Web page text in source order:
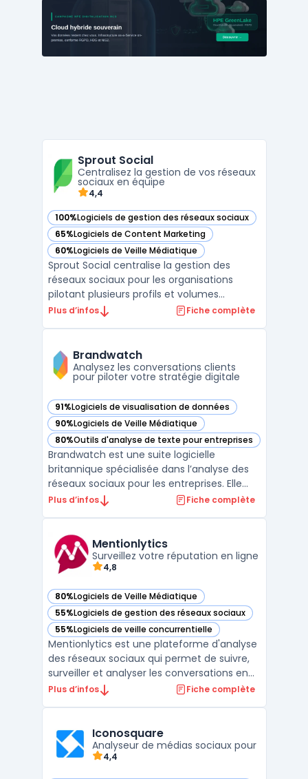
à votre entreprise. Vous recevrez des
alertes en temps réel pour pouvoir prendre
des déc ...
Sprout Social
Centralisez la gestion de vos réseaux
sociaux en équipe
4,4
100%Logiciels de gestion des réseaux sociaux
— voir Sprout Social dans cette catégorie
65%Logiciels de Content Marketing
— voir Sprout Social dans cette catégorie
60%Logiciels de Veille Médiatique
— voir Sprout Social dans cette catégorie
Sprout Social centralise la gestion des
réseaux sociaux pour les organisations
pilotant plusieurs profils et volumes
importants d’interactions. Ce logiciel cloud
canaux, automatiser une partie du travail
éditorial et suivr ...
Plus d’infos Fiche complète
Brandwatch
Analysez les conversations clients
pour piloter votre stratégie digitale
91%Logiciels de visualisation de données
— voir Brandwatch dans cette catégorie
90%Logiciels de Veille Médiatique
— voir Brandwatch dans cette catégorie
80%Outils d'analyse de texte pour entreprises
— voir Brandwatch dans cette catégorie
Brandwatch est une suite logicielle
britannique spécialisée dans l’analyse des
réseaux sociaux pour les entreprises. Elle
permet la collecte, l’analyse et l’utilisation
organisations gérant de grands volumes de
mentions sur le ...
Plus d’infos Fiche complète
Mentionlytics
Surveillez votre réputation en ligne
4,8
80%Logiciels de Veille Médiatique
— voir Mentionlytics dans cette catégorie
55%Logiciels de gestion des réseaux sociaux
— voir Mentionlytics dans cette catégorie
55%Logiciels de veille concurrentielle
— voir Mentionlytics dans cette catégorie
Mentionlytics est une plateforme d'analyse
des réseaux sociaux qui permet de suivre,
surveiller et analyser les conversations en
ligne sur votre marque, votre industrie et
Plus d’infos Fiche complète
Iconosquare
Analyseur de médias sociaux pour
4,4